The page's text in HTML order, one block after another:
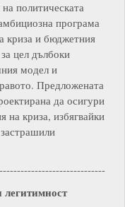
политическата
програма
криза и бюджетния
цел дълбоки
модел и
Предложената
да осигури
на криза, избягвайки